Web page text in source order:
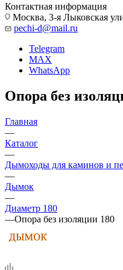
Контактная информация
Москва, 3-я Лыковская
pechi-d@mail.ru
Telegram
MAX
WhatsApp
Опора без
Главная
—
Каталог
—
Дымоходы для каминов и
—
Дымок
—
Диаметр 180
—Опора без изоляции 180